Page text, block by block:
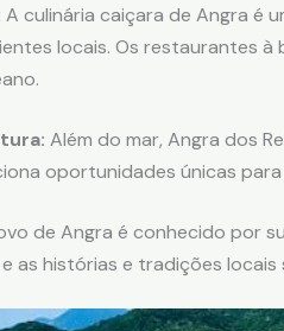
A culinária caiçara de Angra é
locais. Os restaurantes
Além do mar, Angra dos
oportunidades únicas
de Angra é conhecido por
as histórias e tradições